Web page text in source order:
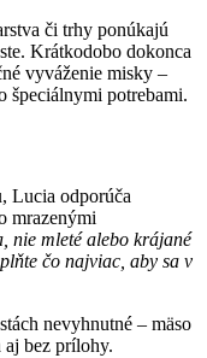
či trhy ponúkajú
Krátkodobo dokonca
vyváženie misky –
špeciálnymi potrebami.
Lucia odporúča
mrazenými
nie mleté alebo krájané
čo najviac, aby sa v
nevyhnutné – mäso
aj bez prílohy.